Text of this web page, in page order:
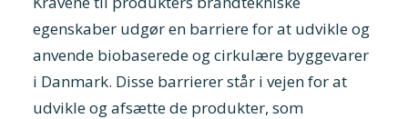
egenskaber udgør en barriere for at udvikle og
anvende biobaserede og cirkulære byggevarer
i Danmark. Disse barrierer står i vejen for at
udvikle og afsætte de produkter, som